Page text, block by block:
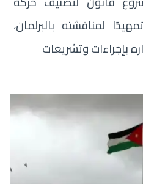
لمناقشته بالبرلمان،
بإجراءات وتشريعات